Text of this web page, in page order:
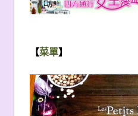
【菜單】